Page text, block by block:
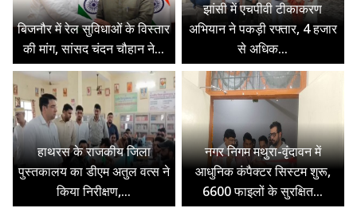
बिजनौर में रेल सुविधाओं के विस्तार
की मांग, सांसद चंदन चौहान ने...
झांसी में एचपीवी टीकाकरण
अभियान ने पकड़ी रफ्तार, 4 हजार
से अधिक...
हाथरस के राजकीय जिला
पुस्तकालय का डीएम अतुल वत्स ने
किया निरीक्षण,...
नगर निगम मथुरा-वृंदावन में
आधुनिक कंपैक्टर सिस्टम शुरू,
6600 फाइलों के सुरक्षित...